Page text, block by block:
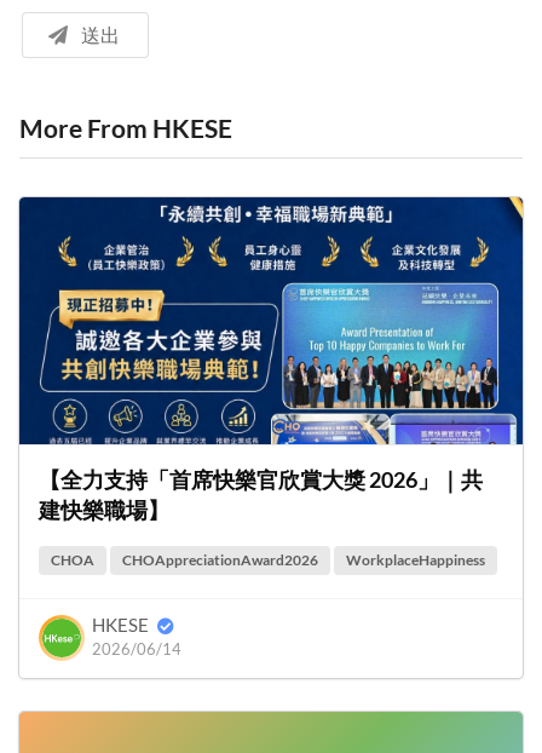
送出
More From HKESE
【全力支持「首席快樂官欣賞大獎 2026」｜共
建快樂職場】
CHOA CHOAppreciationAward2026 WorkplaceHappiness
HKESE
2026/06/14